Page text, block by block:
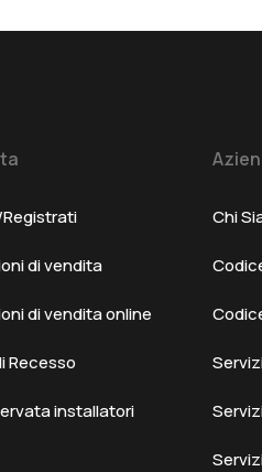
di vendita
di vendita online
Recesso
installatori
Chi